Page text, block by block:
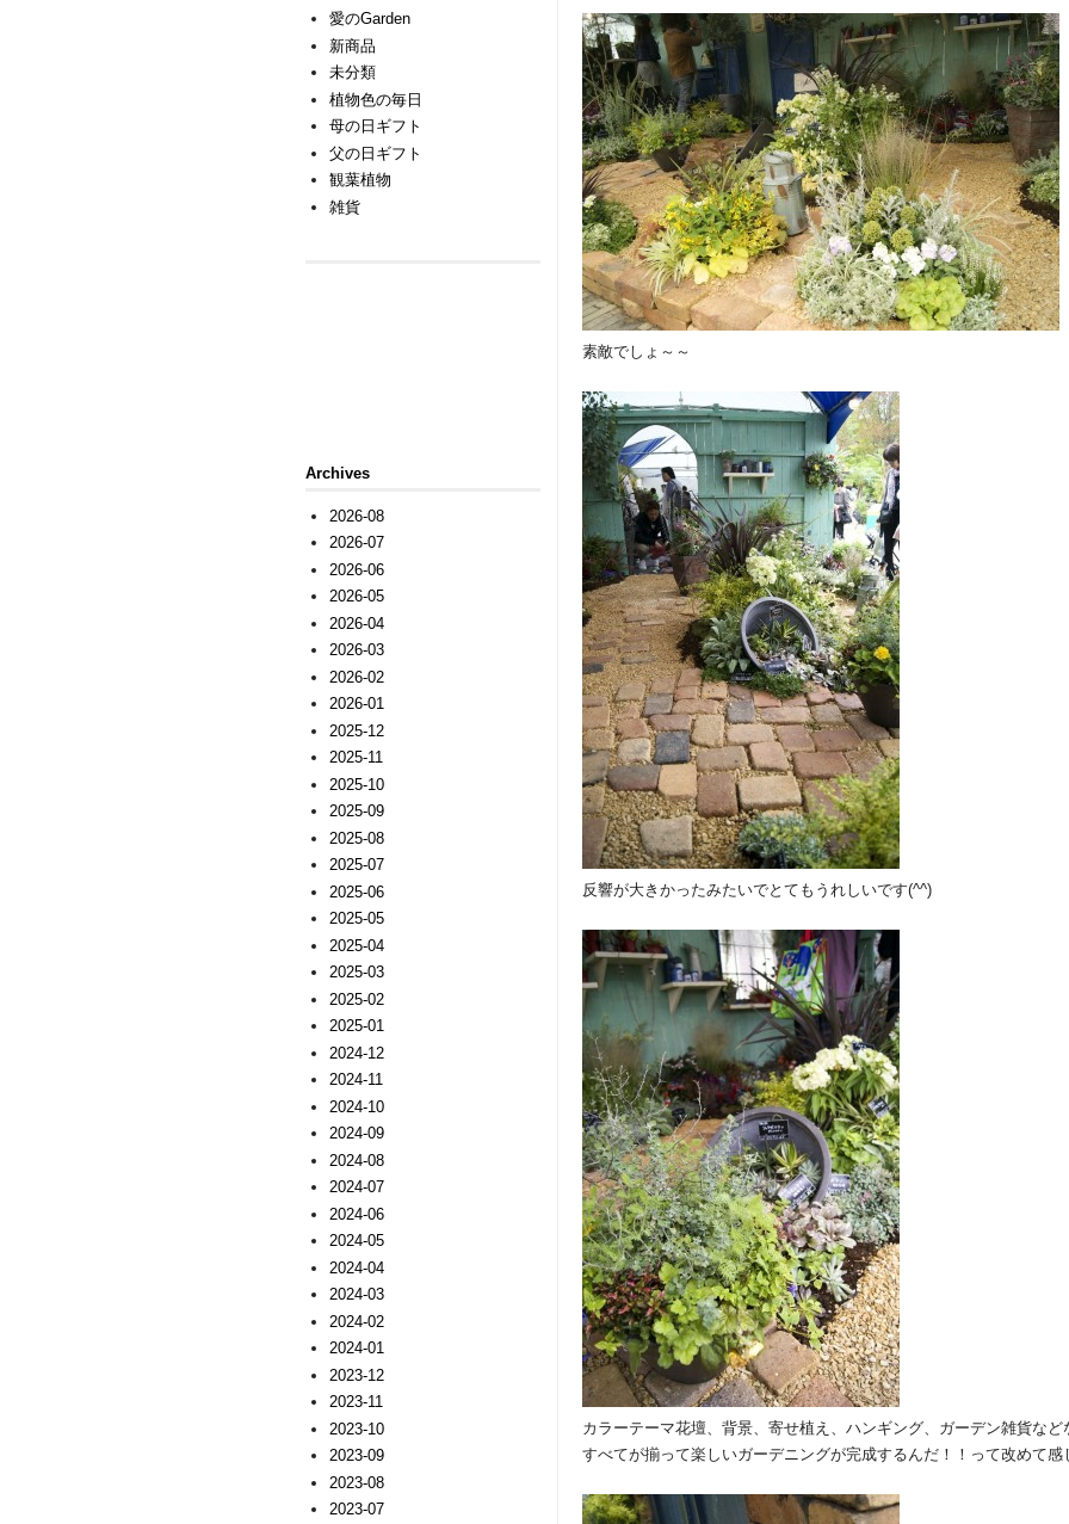
素敵でしょ～～
反響が大きかったみたいでとてもうれしいです(^^)
カラーテーマ花壇、背景、寄せ植え、ハンギング、ガーデン雑貨など
すべてが揃って楽しいガーデニングが完成するんだ！！って改めて
愛のGarden
新商品
未分類
植物色の毎日
母の日ギフト
父の日ギフト
観葉植物
雑貨
Archives
2026-08
2026-07
2026-06
2026-05
2026-04
2026-03
2026-02
2026-01
2025-12
2025-11
2025-10
2025-09
2025-08
2025-07
2025-06
2025-05
2025-04
2025-03
2025-02
2025-01
2024-12
2024-11
2024-10
2024-09
2024-08
2024-07
2024-06
2024-05
2024-04
2024-03
2024-02
2024-01
2023-12
2023-11
2023-10
2023-09
2023-08
2023-07